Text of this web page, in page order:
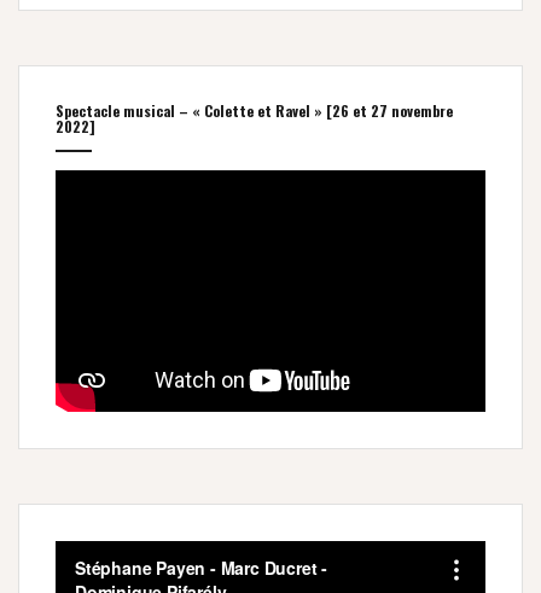
Spectacle musical – « Colette et Ravel » [26 et 27 novembre
2022]